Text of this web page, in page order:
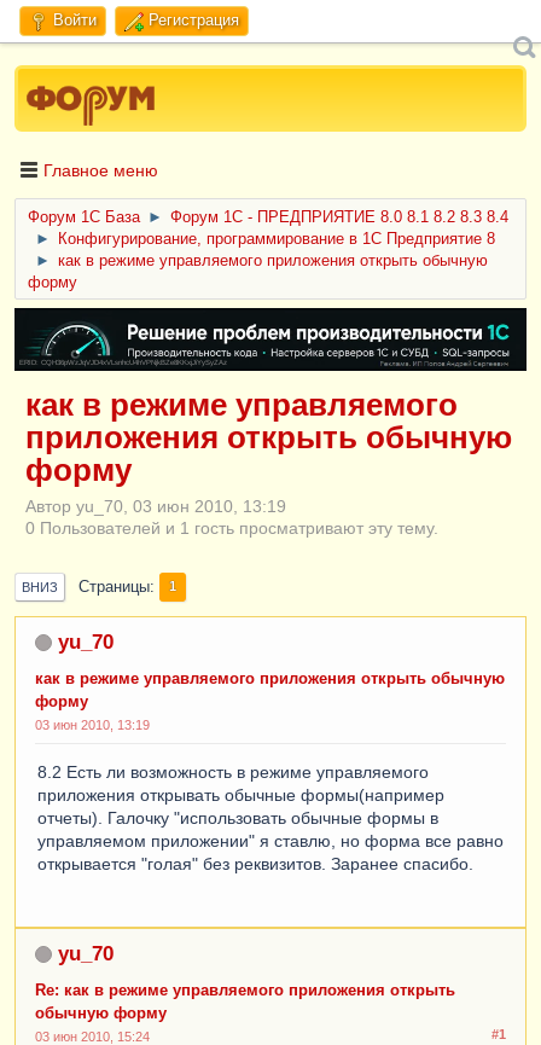
Войти Регистрация
Главное меню
Форум 1C База ►
Форум 1С - ПРЕДПРИЯТИЕ 8.0 8.1 8.2 8.3 8.4
►
Конфигурирование, программирование в 1С Предприятие 8
►
как в режиме управляемого приложения открыть обычную
форму
ERID: CQH36pWzJqVJD4xVLsnhcU4hVPNjkBZe8KKxjJiYySyZAz
как в режиме управляемого
приложения открыть обычную
форму
Автор yu_70, 03 июн 2010, 13:19
0 Пользователей и 1 гость просматривают эту тему.
ВНИЗ Страницы 1
yu_70
как в режиме управляемого приложения открыть обычную
форму
03 июн 2010, 13:19
8.2 Есть ли возможность в режиме управляемого
приложения открывать обычные формы(например
отчеты). Галочку "использовать обычные формы в
управляемом приложении" я ставлю, но форма все равно
открывается "голая" без реквизитов. Заранее спасибо.
yu_70
Re: как в режиме управляемого приложения открыть
обычную форму
#1
03 июн 2010, 15:24